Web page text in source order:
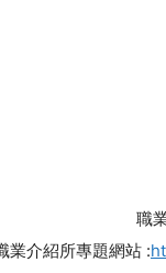
職
業介紹所專題網站 :